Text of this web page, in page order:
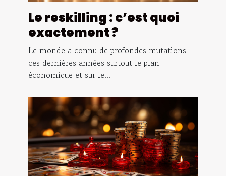
Le reskilling : c’est quoi
exactement ?
Le monde a connu de profondes mutations
ces dernières années surtout le plan
économique et sur le...